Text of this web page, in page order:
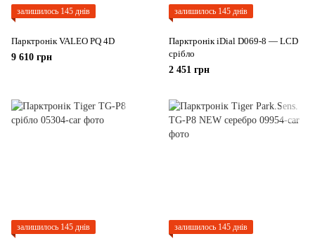
залишилось 145 днів
Парктронік VALEO PQ 4D
9 610 грн
залишилось 145 днів
Парктронік iDial D069-8 — LCD
срібло
2 451 грн
залишилось 145 днів залишилось 145 днів